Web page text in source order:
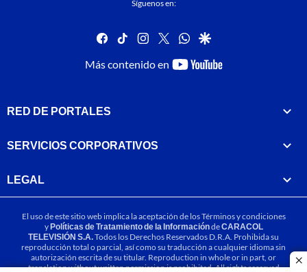
Síguenos en:
facebook
tiktok instagram
twitterwhatsapp
google
Más contenido en
youtube-
RED DE PORTALES
SERVICIOS CORPORATIVOS
LEGAL
El uso de este sitio web implica la aceptación de losTérminos y condiciones
yPolíticas de Tratamiento de la InformacióndeCARACOL
TELEVISIÓN S.A.Todos los Derechos Reservados D.R.A. Prohibida su
reproducción total o parcial, así como su traducción a cualquier idioma sin
autorización escrita de su titular. Reproduction in whole or in part, or
translation without written permission is prohibited. All rights reserved